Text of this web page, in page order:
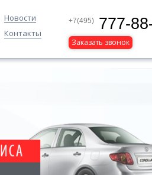
Новости
Контакты
+7(495) 777-
Заказать звонок